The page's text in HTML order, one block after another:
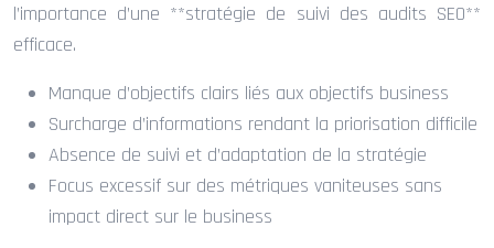
l’importance d’une **stratégie de suivi des audits SEO**
efficace.
Manque d’objectifs clairs liés aux objectifs business
Surcharge d’informations rendant la priorisation difficile
Absence de suivi et d’adaptation de la stratégie
Focus excessif sur des métriques vaniteuses sans
impact direct sur le business